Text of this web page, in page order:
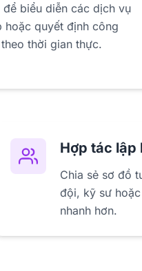
để biểu diễn các dịch vụ
hoặc quyết định công
thời gian thực.
Hợp tác lập
Chia sẻ sơ đồ
đội, kỹ sư
nhanh hơn.